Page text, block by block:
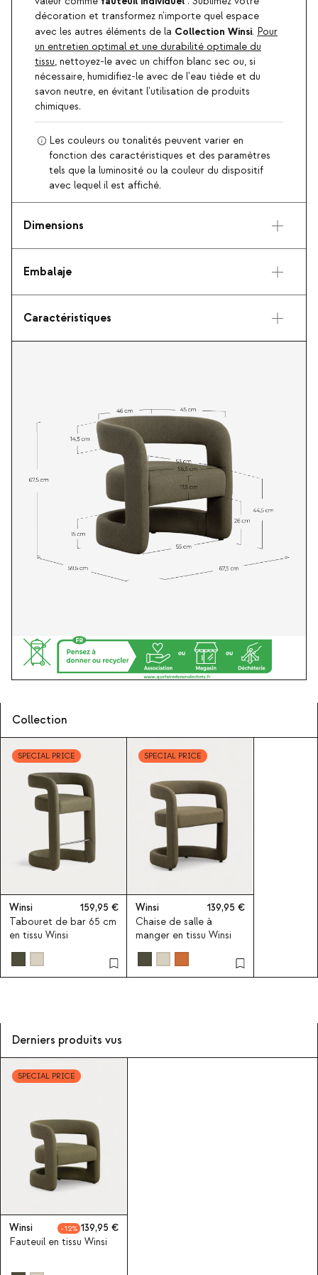
décoration et transformez n'importe quel espace
avec les autres éléments de la Collection Winsi. Pour
un entretien optimal et une durabilité optimale du
tissu, nettoyez-le avec un chiffon blanc sec ou, si
nécessaire, humidifiez-le avec de l'eau tiède et du
savon neutre, en évitant l'utilisation de produits
chimiques.
Les couleurs ou tonalités peuvent varier en
fonction des caractéristiques et des paramètres
tels que la luminosité ou la couleur du dispositif
avec lequel il est affiché.
Dimensions
Embalaje
Caractéristiques
Collection
SPECIAL PRICE
Winsi
159,95
Tabouret de bar 65 cm
en tissu Winsi
SPECIAL PRICE
Winsi
139,95
Chaise de salle à
manger en tissu Winsi
Derniers produits vus
SPECIAL PRICE
Winsi 12
139,95
Fauteuil en tissu Winsi